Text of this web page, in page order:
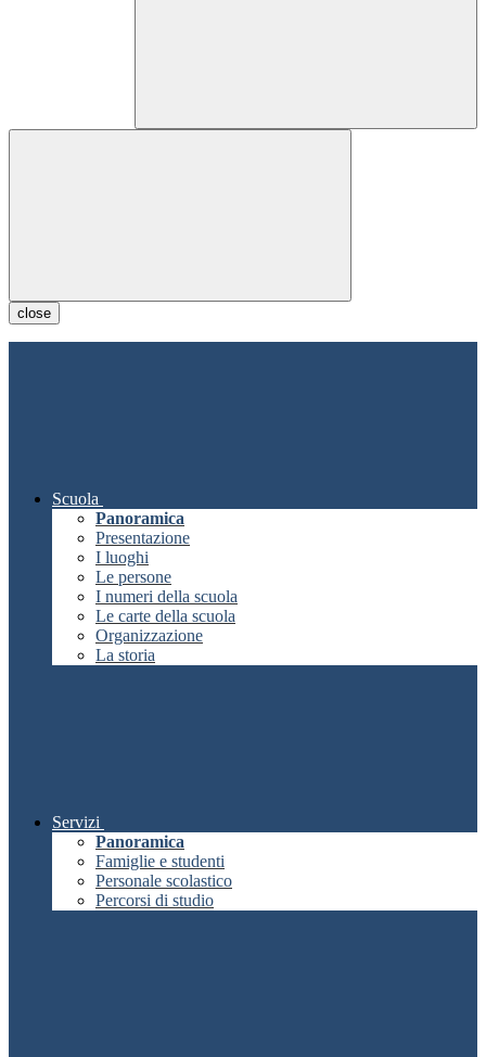
close
Scuola
Panoramica
Presentazione
I luoghi
Le persone
I numeri della scuola
Le carte della scuola
Organizzazione
La storia
Servizi
Panoramica
Famiglie e studenti
Personale scolastico
Percorsi di studio